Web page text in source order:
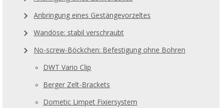
Anbringung eines Gestängevorzeltes
Wandöse: stabil verschraubt
No-screw-Böckchen: Befestigung ohne Bohren
DWT Vario Clip
Berger Zelt-Brackets
Dometic Limpet Fixiersystem